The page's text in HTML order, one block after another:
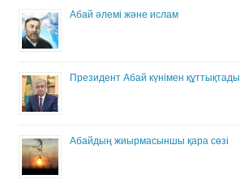
Абай әлемі және ислам
Президент Абай күнімен құттықтады
Абайдың жиырмасыншы қара сөзі